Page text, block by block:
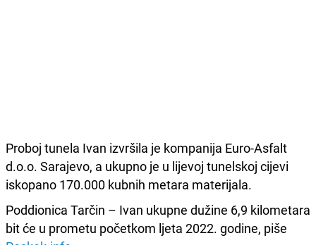
Proboj tunela Ivan izvršila je kompanija Euro-Asfalt
d.o.o. Sarajevo, a ukupno je u lijevoj tunelskoj cijevi
iskopano 170.000 kubnih metara materijala.
Poddionica Tarčin – Ivan ukupne dužine 6,9 kilometara
bit će u prometu početkom ljeta 2022. godine, piše